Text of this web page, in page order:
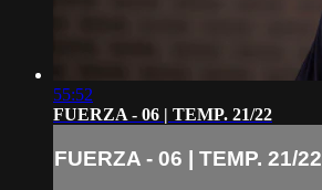
55:52
FUERZA - 06 | TEMP. 21/22
FUERZA - 06 | TEMP. 21/22